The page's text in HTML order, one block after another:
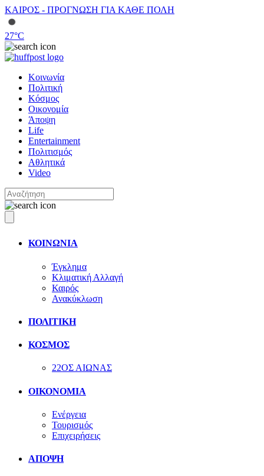
ΚΑΙΡΟΣ - ΠΡΟΓΝΩΣΗ ΓΙΑ ΚΑΘΕ ΠΟΛΗ
27°C
Κοινωνία
Πολιτική
Κόσμος
Οικονομία
Άποψη
Life
Entertainment
Πολιτισμός
Αθλητικά
Video
ΚΟΙΝΩΝΙΑ
Έγκλημα
Κλιματική Αλλαγή
Καιρός
Ανακύκλωση
ΠΟΛΙΤΙΚΗ
ΚΟΣΜΟΣ
22ΟΣ ΑΙΩΝΑΣ
ΟΙΚΟΝΟΜΙΑ
Ενέργεια
Τουρισμός
Επιχειρήσεις
ΑΠΟΨΗ